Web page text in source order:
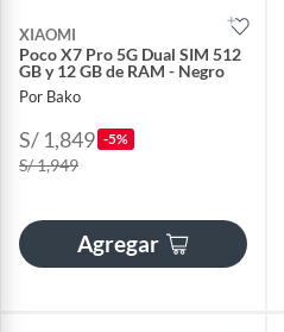
XIAOMI
Poco X7 Pro 5G Dual SIM 512
GB y 12 GB de RAM - Negro
Por Bako
S/ 1,849 -5%
S/ 1,949
Agregar